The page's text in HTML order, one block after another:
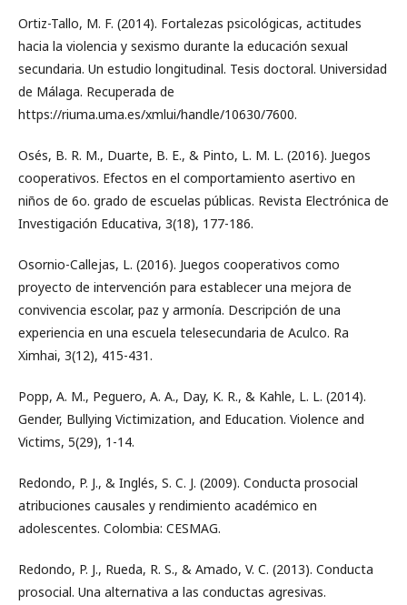
Ortiz-Tallo, M. F. (2014). Fortalezas psicológicas, actitudes
hacia la violencia y sexismo durante la educación sexual
secundaria. Un estudio longitudinal. Tesis doctoral. Universidad
de Málaga. Recuperada de
https://riuma.uma.es/xmlui/handle/10630/7600.
Osés, B. R. M., Duarte, B. E., & Pinto, L. M. L. (2016). Juegos
cooperativos. Efectos en el comportamiento asertivo en
niños de 6o. grado de escuelas públicas. Revista Electrónica de
Investigación Educativa, 3(18), 177-186.
Osornio-Callejas, L. (2016). Juegos cooperativos como
proyecto de intervención para establecer una mejora de
convivencia escolar, paz y armonía. Descripción de una
experiencia en una escuela telesecundaria de Aculco. Ra
Ximhai, 3(12), 415-431.
Popp, A. M., Peguero, A. A., Day, K. R., & Kahle, L. L. (2014).
Gender, Bullying Victimization, and Education. Violence and
Victims, 5(29), 1-14.
Redondo, P. J., & Inglés, S. C. J. (2009). Conducta prosocial
atribuciones causales y rendimiento académico en
adolescentes. Colombia: CESMAG.
Redondo, P. J., Rueda, R. S., & Amado, V. C. (2013). Conducta
prosocial. Una alternativa a las conductas agresivas.